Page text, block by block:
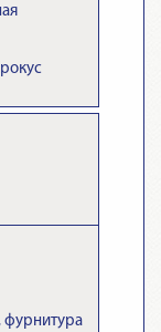
фурнитура